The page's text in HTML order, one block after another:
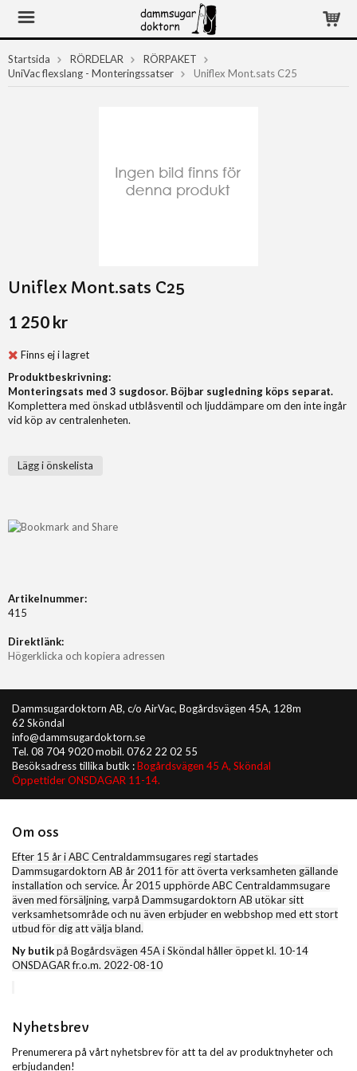
Startsida RÖRDELAR
RÖRPAKET
UniVac flexslang - Monteringssatser
Uniflex Mont.sats C25
Uniflex Mont.sats C25
1 250 kr
Finns ej i lagret
Produktbeskrivning:
Monteringsats med 3 sugdosor. Böjbar sugledning köps separat.
Komplettera med önskad utblåsventil och ljuddämpare om den inte ingår
vid köp av centralenheten.
Lägg i önskelista
Artikelnummer:
415
Direktlänk:
Högerklicka och kopiera adressen
Dammsugardoktorn AB, c/o AirVac, Bogårdsvägen 45A, 128m
62 Sköndal
info@dammsugardoktorn.se
Tel. 08 704 9020 mobil. 0762 22 02 55
Besöksadress tillika butik :Bogårdsvägen 45 A, Sköndal
Öppettider ONSDAGAR 11-14.
Om oss
Efter 15 år i ABC Centraldammsugares regi startades
Dammsugardoktorn AB år 2011 för att överta verksamheten gällande
installation och service. År 2015 upphörde ABC Centraldammsugare
även med försäljning, varpå Dammsugardoktorn AB utökar sitt
verksamhetsområde och nu även erbjuder en webbshop med ett stort
utbud för dig att välja bland.
Ny butikpå Bogårdsvägen 45A i Sköndal håller öppet kl. 10-14
ONSDAGAR fr.o.m. 2022-08-10
Nyhetsbrev
Prenumerera på vårt nyhetsbrev för att ta del av produktnyheter och
erbjudanden!